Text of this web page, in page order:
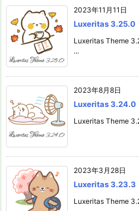
2023年11月11日
Luxeritas 3.25.0
Luxeritas Theme
...
2023年8月8日
Luxeritas 3.24.0
Luxeritas Theme
2023年3月28日
Luxeritas 3.23.3
Luxeritas Theme